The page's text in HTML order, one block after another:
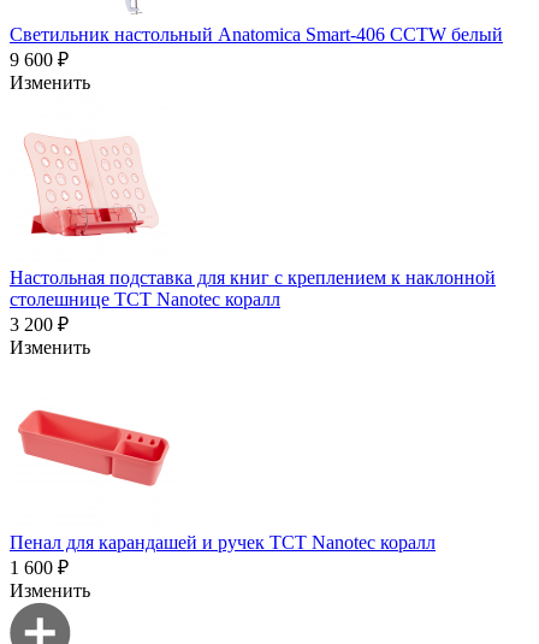
Светильник настольный Anatomica Smart-406 CCTW белый
9 600 ₽
Изменить
Настольная подставка для книг с креплением к наклонной
столешнице TCT Nanotec коралл
3 200 ₽
Изменить
Пенал для карандашей и ручек TCT Nanotec коралл
1 600 ₽
Изменить